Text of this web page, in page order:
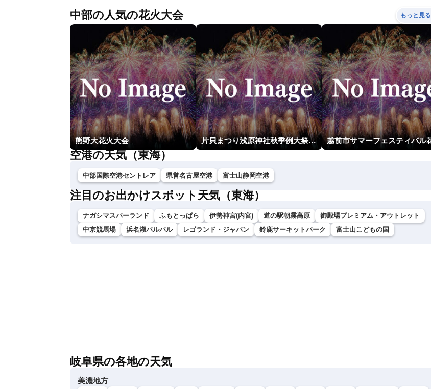
中部の人気の花火大会 もっと見る
熊野大花火大会 片貝まつり浅原神社秋季例大祭奉納大煙火
空港の天気（東海）
中部国際空港セントレア 県営名古屋空港 富士山静岡空港
注目のお出かけスポット天気（東海）
ナガシマスパーランド ふもとっぱら 伊勢神宮(内宮) 道の駅朝霧高原
御殿場プレミアム・アウトレット
中京競馬場
浜名湖パルパル レゴランド・ジャパン 鈴鹿サーキットパーク 富士山こどもの国
岐阜県の各地の天気
美濃地方